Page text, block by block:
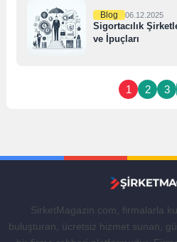
Blog 06.12.2025
Sigortacılık
ve İpuçları
1 2 3
SirketMagazin.com, firmalarla
buluşturan, ücretsiz hizmet sunan,